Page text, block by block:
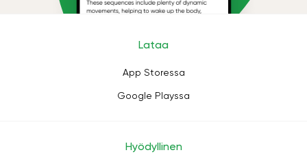
Lataa
App Storessa
Google Playssa
Hyödyllinen